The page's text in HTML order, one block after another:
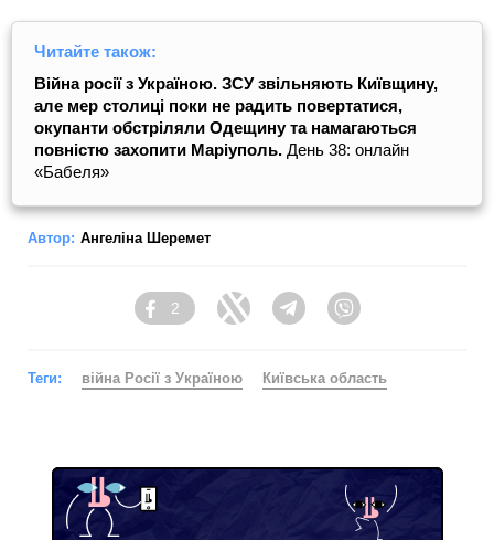
Читайте також:
Війна росії з Україною. ЗСУ звільняють Київщину,
але мер столиці поки не радить повертатися,
окупанти обстріляли Одещину та намагаються
повністю захопити Маріуполь. День 38: онлайн
«Бабеля»
Автор: Ангеліна Шеремет
Facebook
2
Twitter Telegram
Теги: війна Росії з Україною Київська область